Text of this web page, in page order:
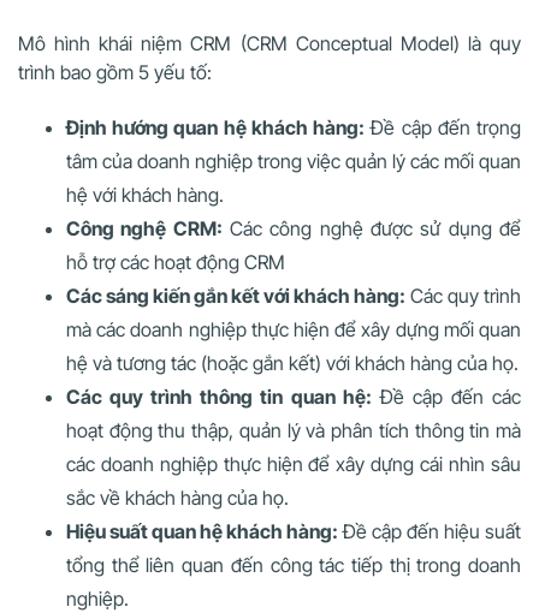
Mô hình khái niệm CRM (CRM Conceptual Model) là quy
trình bao gồm 5 yếu tố:
Định hướng quan hệ khách hàng: Đề cập đến trọng
tâm của doanh nghiệp trong việc quản lý các mối quan
hệ với khách hàng.
Công nghệ CRM: Các công nghệ được sử dụng để
hỗ trợ các hoạt động CRM
Các sáng kiến ​​gắn kết với khách hàng: Các quy trình
mà các doanh nghiệp thực hiện để xây dựng mối quan
hệ và tương tác (hoặc gắn kết) với khách hàng của họ.
Các quy trình thông tin quan hệ: Đề cập đến các
hoạt động thu thập, quản lý và phân tích thông tin mà
các doanh nghiệp thực hiện để xây dựng cái nhìn sâu
sắc về khách hàng của họ.
Hiệu suất quan hệ khách hàng: Đề cập đến hiệu suất
tổng thể liên quan đến công tác tiếp thị trong doanh
nghiệp.